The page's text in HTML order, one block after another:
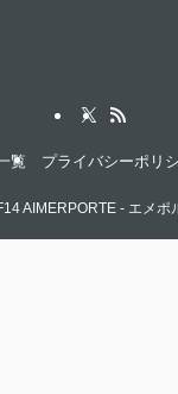
覧 プライバシーポリ
AIMERPORTE - エメポ